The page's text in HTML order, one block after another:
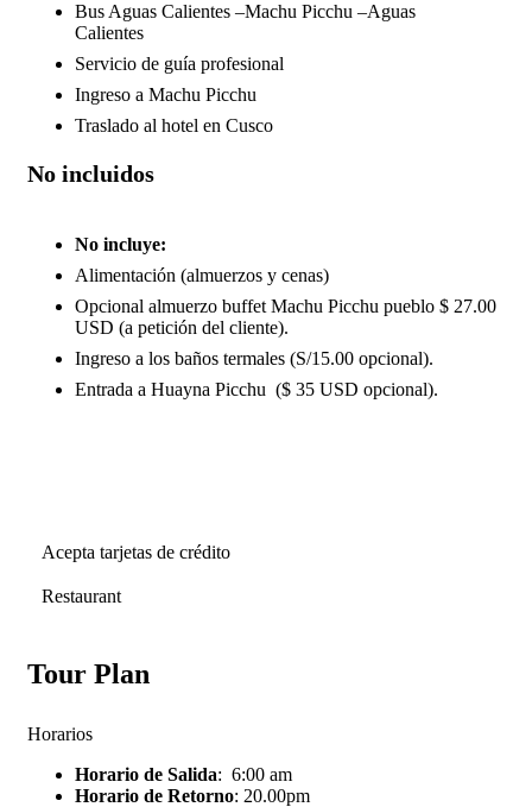
Bus Aguas Calientes –Machu Picchu –Aguas
Calientes
Servicio de guía profesional
Ingreso a Machu Picchu
Traslado al hotel en Cusco
No incluidos
No incluye:
Alimentación (almuerzos y cenas)
Opcional almuerzo buffet Machu Picchu pueblo $ 27.00
USD (a petición del cliente).
Ingreso a los baños termales (S/15.00 opcional).
Entrada a Huayna Picchu ($ 35 USD opcional).
Acepta tarjetas de crédito
Restaurant
Tour Plan
Horarios
Horario de Salida: 6:00 am
Horario de Retorno: 20.00pm